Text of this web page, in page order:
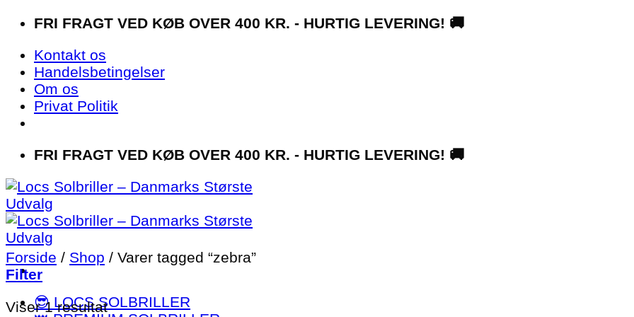
Fortsæt
indhold
FRI FRAGT VED KØB OVER 400 KR. - HURTIG LEVERING! 🚚
Kontakt os
Handelsbetingelser
Om os
Privat Politik
FRI FRAGT VED KØB OVER 400 KR. - HURTIG LEVERING! 🚚
😎 LOCS SOLBRILLER
Forside / Shop / Varer tagged “zebra”
Filter
Viser 1 resultat